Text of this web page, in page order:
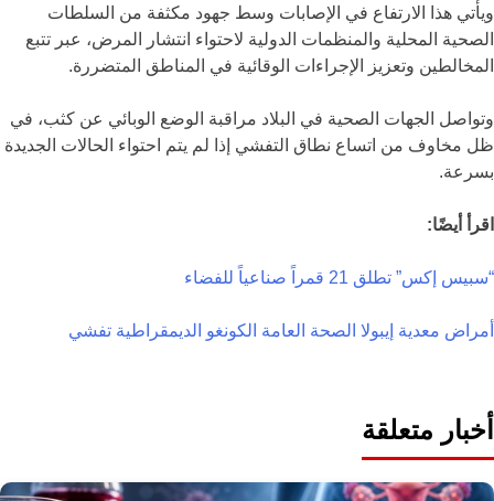
ويأتي هذا الارتفاع في الإصابات وسط جهود مكثفة من السلطات
الصحية المحلية والمنظمات الدولية لاحتواء انتشار المرض، عبر تتبع
المخالطين وتعزيز الإجراءات الوقائية في المناطق المتضررة.
وتواصل الجهات الصحية في البلاد مراقبة الوضع الوبائي عن كثب، في
ظل مخاوف من اتساع نطاق التفشي إذا لم يتم احتواء الحالات الجديدة
بسرعة.
اقرأ أيضًا:
“سبيس إكس” تطلق 21 قمراً صناعياً للفضاء
أمراض معدية إيبولا الصحة العامة الكونغو الديمقراطية تفشي
أخبار متعلقة